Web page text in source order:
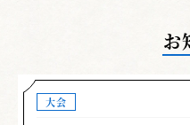
お
大会